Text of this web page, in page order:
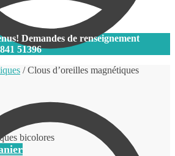
Demandes de renseignement
51396
/Clous d’oreilles magnétiques
bicolores